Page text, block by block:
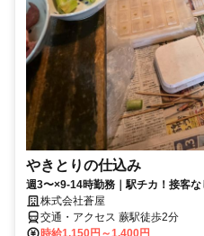
やきとりの仕込み
週3〜×9-14時勤務｜駅チカ！接客
株式会社蒼屋
交通・アクセス 蕨駅徒歩2分
時給1,150円～1,400円